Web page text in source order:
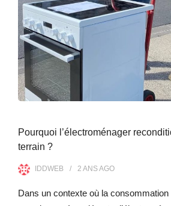
Pourquoi l’électroménager
terrain ?
IDDWEB 2 ANSAGO
Dans un contexte où la